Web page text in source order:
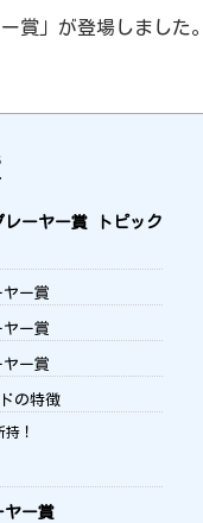
賞」が登場しました。
ーヤー賞 トピック
ヤー賞
ヤー賞
ヤー賞
の特徴
！
ヤー賞